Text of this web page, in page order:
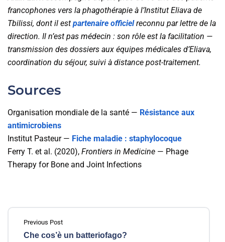
francophones vers la phagothérapie à l’Institut Eliava de
Tbilissi, dont il est partenaire officielreconnu par lettre de la
direction. Il n’est pas médecin : son rôle est la facilitation —
transmission des dossiers aux équipes médicales d’Eliava,
coordination du séjour, suivi à distance post-traitement.
Sources
Organisation mondiale de la santé — Résistance aux
antimicrobiens
Institut Pasteur — Fiche maladie : staphylocoque
Ferry T. et al. (2020), Frontiers in Medicine — Phage
Therapy for Bone and Joint Infections
Previous Post
Che cos’è un batteriofago?